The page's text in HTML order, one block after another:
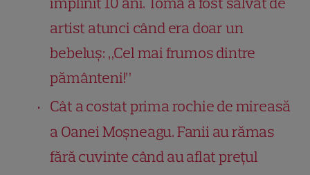
artist atunci când era doar un
bebeluș: „Cel mai frumos dintre
pământeni!”
Cât a costat prima rochie de mireasă
a Oanei Moșneagu. Fanii au rămas
fără cuvinte când au aflat prețul